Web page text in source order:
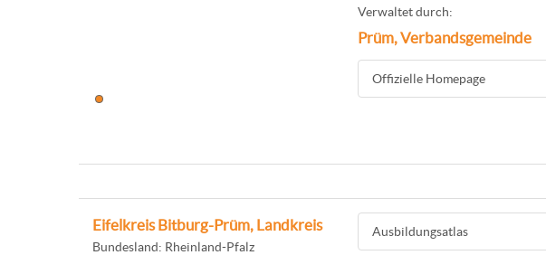
Verwaltet durch:
Prüm, Verbandsgemeinde
Offizielle Homepage
Eifelkreis Bitburg-Prüm, Landkreis
Bundesland: Rheinland-Pfalz
Ausbildungsatlas